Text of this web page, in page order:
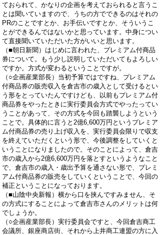
ておられて、かなりの企画を考えておられると言うこ
とは聞いていますので、うちの方でできるのはそれの
PRのことですとか、お手伝いですとか、そういうこ
とができるんではないかと思っています。中身につい
て直接聞いていただいた方がいいと思います。
（■朝日新聞）はじめに言われた、プレミアム付商品
券について。もう少し説明していただいてもよろしい
ですか。方式が変わるということですが。
（○企画産業部長）当初予算ではですね、プレミアム
付商品券の販売収入を倉吉市の歳入として受けるとい
う形をとっていたんですけども、以前もプレミアム付
商品券をやったときに実行委員会方式でやったってい
うことがあって、その方式を今回も踏襲しようという
ことで。具体的に言うと2億6,600万円というプレミア
ム付商品券の売り上げ収入を、実行委員会限りで収支
を終えていただくという形で、今後調整をしていくと
いうことになりましたので。そのことによって、倉吉
市の歳入から2億6,600万円を落とすというようなこと
で、倉吉市の歳入・歳出予算を通さない形で、プレミ
アム付商品券の販売をしていくということで、今回の
補正ということになっております。
（■山陰中央新報）横から口を挟んですみません、そ
の方式にすることによって倉吉市さんのメリットは何
でしょうか。
（○企画産業部長）実行委員会ですと、今回倉吉商工
会議所、銀座商店街、それから上井商工連盟の方に入